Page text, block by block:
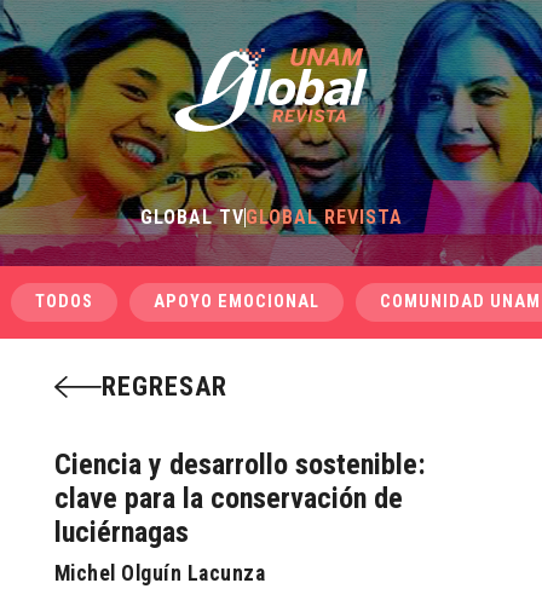
GLOBAL TVGLOBAL REVISTA
TODOS APOYO EMOCIONAL COMUNIDAD UNAM
REGRESAR
Ciencia y desarrollo sostenible:
clave para la conservación de
luciérnagas
Michel Olguín Lacunza